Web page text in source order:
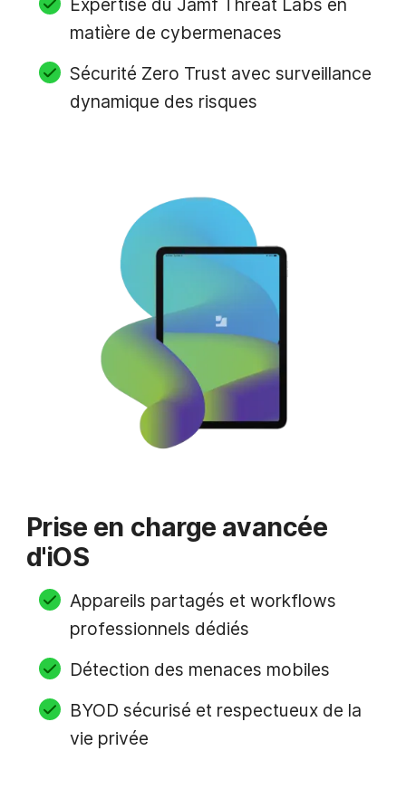
matière de cybermenaces
Sécurité Zero Trust avec surveillance
dynamique des risques
Prise en charge avancée
d'iOS
Appareils partagés et workflows
professionnels dédiés
Détection des menaces mobiles
BYOD sécurisé et respectueux de la
vie privée